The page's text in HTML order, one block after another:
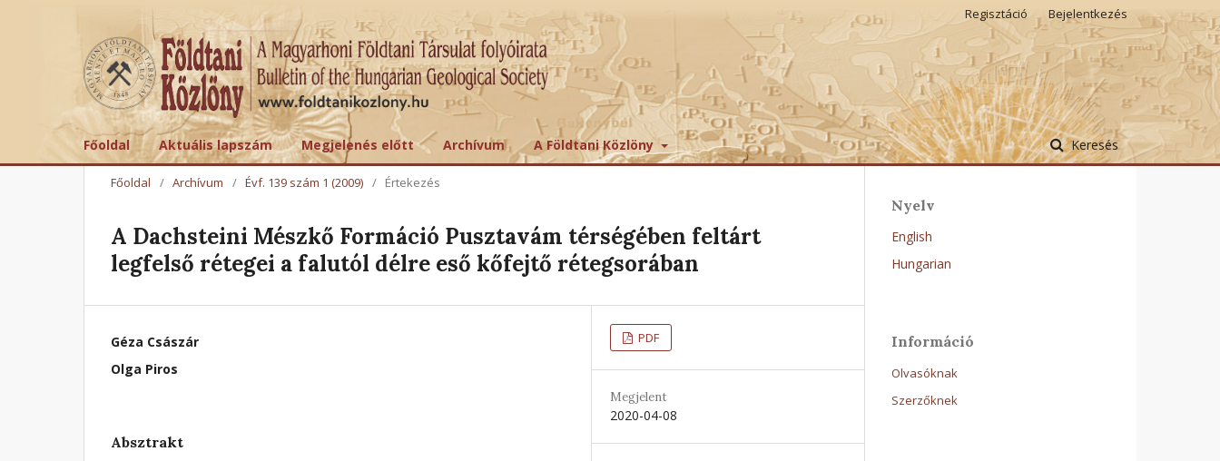
Főoldal Aktuális lapszám Megjelenés előtt Archívum A Földtani Közlöny Keresés
Regisztáció Bejelentkezés
Főoldal / Archívum / Évf. 139 szám 1 (2009) / Értekezés
A Dachsteini Mészkő Formáció Pusztavám térségében feltárt
legfelső rétegei a falutól délre eső kőfejtő rétegsorában
Géza Császár
Olga Piros
Absztrakt
PDF
Megjelent
2020-04-08
Nyelv
English
Hungarian
Információ
Olvasóknak
Szerzőknek